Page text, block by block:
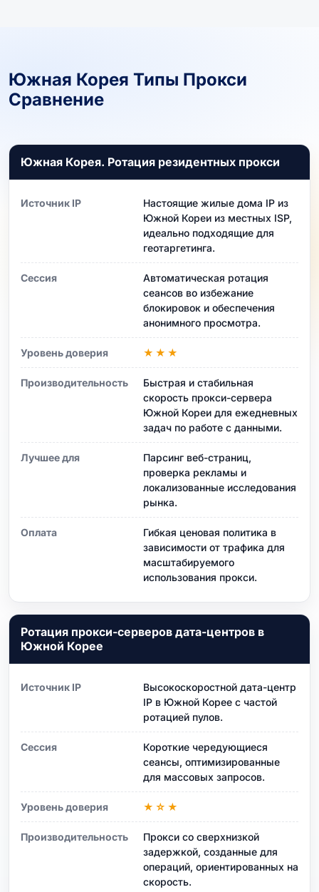
Южная Корея Типы Прокси
Сравнение
Южная Корея. Ротация резидентных прокси
Источник IP
Настоящие жилые дома IP из
Южной Кореи из местных ISP,
идеально подходящие для
геотаргетинга.
Сессия
Автоматическая ротация
сеансов во избежание
блокировок и обеспечения
анонимного просмотра.
Уровень доверия ★★★
Производительность
Быстрая и стабильная
скорость прокси-сервера
Южной Кореи для ежедневных
задач по работе с данными.
Лучшее для
Парсинг веб-страниц,
проверка рекламы и
локализованные исследования
рынка.
Оплата
Гибкая ценовая политика в
зависимости от трафика для
масштабируемого
использования прокси.
Ротация прокси-серверов дата-центров в
Южной Корее
Источник IP
Высокоскоростной дата-центр
IP в Южной Корее с частой
ротацией пулов.
Сессия
Короткие чередующиеся
сеансы, оптимизированные
для массовых запросов.
Уровень доверия ★☆★
Производительность
Прокси со сверхнизкой
задержкой, созданные для
операций, ориентированных на
скорость.